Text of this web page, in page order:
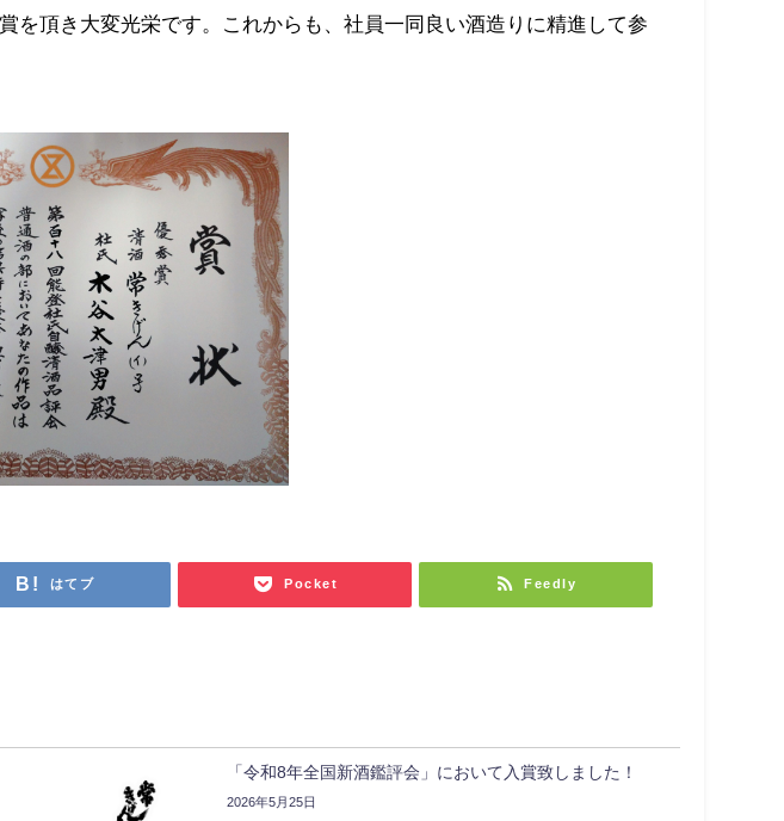
を頂き大変光栄です。これからも、社員一同良い酒造りに精進して参
はてブ Pocket Feedly
「令和8年全国新酒鑑評会」において入賞致しました！
2026年5月25日